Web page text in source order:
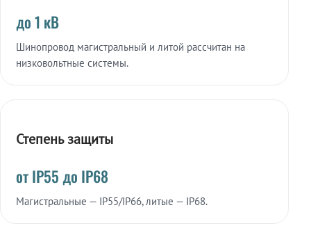
до 1 кВ
Шинопровод магистральный и литой рассчитан на
низковольтные системы.
Степень защиты
от IP55 до IP68
Магистральные — IP55/IP66, литые — IP68.